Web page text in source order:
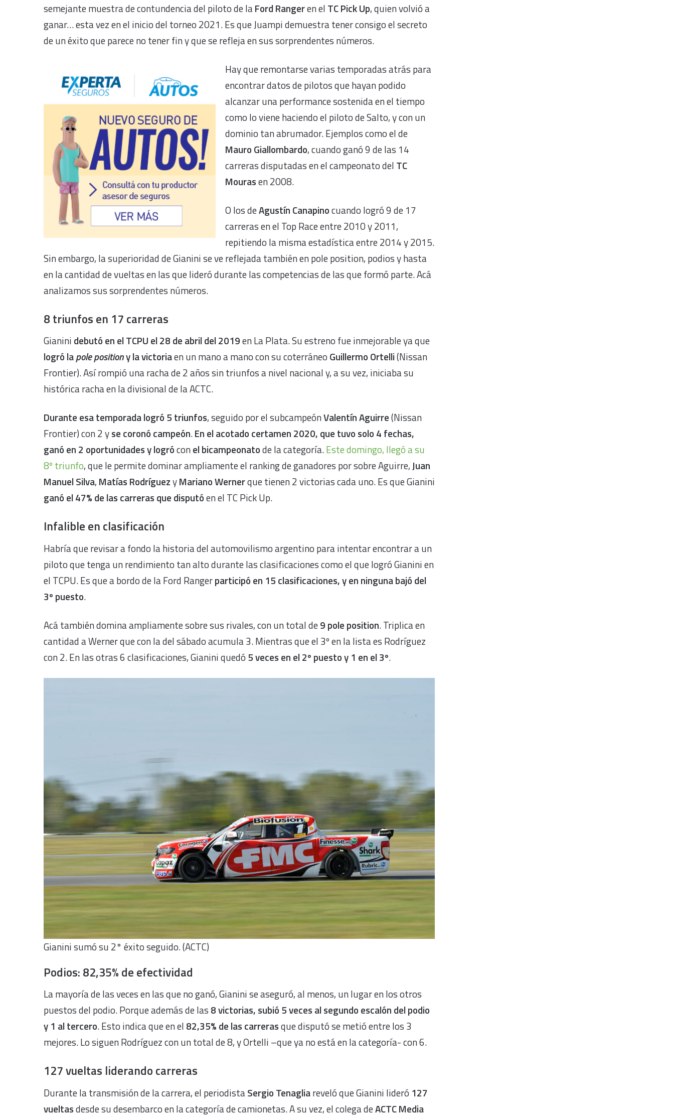
semejante muestra de contundencia del piloto de laFord Rangeren el TC Pick Up, quien volvió a
ganar… esta vez en el inicio del torneo 2021. Es que Juampi demuestra tener consigo el secreto
de un éxito que parece no tener fin y que se refleja en sus sorprendentes números.
Hay que remontarse varias temporadas atrás para
encontrar datos de pilotos que hayan podido
alcanzar una performance sostenida en el tiempo
como lo viene haciendo el piloto de Salto, y con un
dominio tan abrumador. Ejemplos como el de
Mauro Giallombardo, cuando ganó 9 de las 14
carreras disputadas en el campeonato del TC
Mourasen 2008.
O los deAgustín Canapinocuando logró 9 de 17
carreras en el Top Race entre 2010 y 2011,
repitiendo la misma estadística entre 2014 y 2015.
Sin embargo, la superioridad de Gianini se ve reflejada también en pole position, podios y hasta
en la cantidad de vueltas en las que lideró durante las competencias de las que formó parte. Acá
analizamos sus sorprendentes números.
8 triunfos en 17 carreras
Gianini debutó en el TCPU el 28 de abril del 2019en La Plata. Su estreno fue inmejorable ya que
logró lapole positiony la victoriaen un mano a mano con su coterráneo Guillermo Ortelli(Nissan
Frontier). Así rompió una racha de 2 años sin triunfos a nivel nacional y, a su vez, iniciaba su
histórica racha en la divisional de la ACTC.
Durante esa temporada logró 5 triunfos, seguido por el subcampeónValentín Aguirre(Nissan
Frontier) con 2 yse coronó campeón.En el acotado certamen 2020, que tuvo solo 4 fechas,
ganó en 2 oportunidades y logróconel bicampeonatode la categoría.Este domingo, llegó a su
8º triunfo, que le permite dominar ampliamente el ranking de ganadores por sobre Aguirre,Juan
Manuel Silva, Matías RodríguezyMariano Wernerque tienen 2 victorias cada uno. Es que Gianini
ganó el 47% de las carreras que disputóen el TC Pick Up.
Infalible en clasificación
Habría que revisar a fondo la historia del automovilismo argentino para intentar encontrar a un
piloto que tenga un rendimiento tan alto durante las clasificaciones como el que logró Gianini en
el TCPU. Es que a bordo de la Ford Rangerparticipó en 15 clasificaciones, y en ninguna bajó del
3º puesto.
Acá también domina ampliamente sobre sus rivales, con un total de9 pole position. Triplica en
cantidad a Werner que con la del sábado acumula 3. Mientras que el 3º en la lista es Rodríguez
con 2. En las otras 6 clasificaciones, Gianini quedó 5 veces en el 2º puesto y 1 en el 3º.
Gianini sumó su 2° éxito seguido. (ACTC)
Podios: 82,35% de efectividad
La mayoría de las veces en las que no ganó, Gianini se aseguró, al menos, un lugar en los otros
puestos del podio. Porque además de las 8 victorias, subió 5 veces al segundo escalón del podio
y 1 al tercero. Esto indica que en el 82,35% de las carrerasque disputó se metió entre los 3
mejores. Lo siguen Rodríguez con un total de 8, y Ortelli –que ya no está en la categoría- con 6.
127 vueltas liderando carreras
Durante la transmisión de la carrera, el periodistaSergio Tenagliareveló que Gianini lideró 127
vueltasdesde su desembarco en la categoría de camionetas. A su vez, el colega deACTC Media